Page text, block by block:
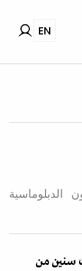
EN
الدبلوماسية
سنين من